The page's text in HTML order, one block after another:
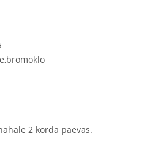
2 korda päevas.